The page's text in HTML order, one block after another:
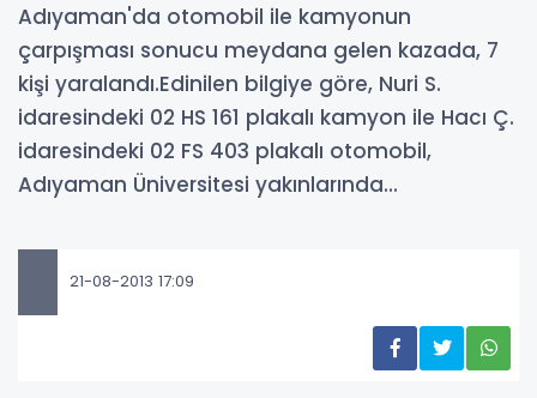
Adıyaman'da otomobil ile kamyonun
çarpışması sonucu meydana gelen kazada, 7
kişi yaralandı.Edinilen bilgiye göre, Nuri S.
idaresindeki 02 HS 161 plakalı kamyon ile Hacı Ç.
idaresindeki 02 FS 403 plakalı otomobil,
Adıyaman Üniversitesi yakınlarında...
21-08-2013 17:09